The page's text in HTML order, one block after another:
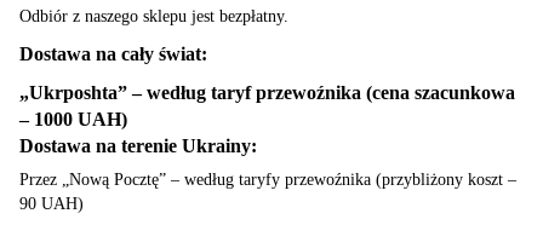
Odbiór z naszego sklepu jest bezpłatny.
Dostawa na cały świat:
„Ukrposhta” – według taryf przewoźnika (cena szacunkowa
– 1000 UAH)
Dostawa na terenie Ukrainy:
Przez „Nową Pocztę” – według taryfy przewoźnika (przybliżony koszt –
90 UAH)